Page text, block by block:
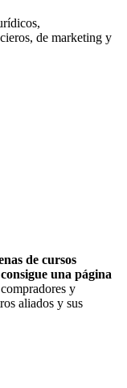
de marketing y
de cursos
consigue una página
y
aliados y sus